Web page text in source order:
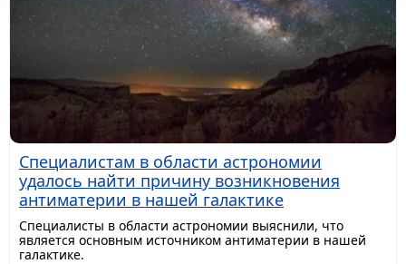
Специалистам в области астрономии
удалось найти причину возникновения
антиматерии в нашей галактике
Специалисты в области астрономии выяснили, что
является основным источником антиматерии в нашей
галактике.